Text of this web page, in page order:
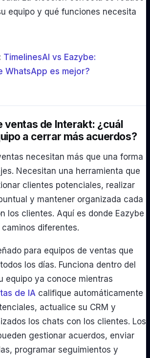
equipo y qué funciones necesita
TimelinesAI vs Eazybe:
WhatsApp es mejor?
ventas de Interakt: ¿cuál
a cerrar más acuerdos?
necesitan más que una forma
Necesitan una herramienta que
clientes potenciales, realizar
y mantener organizada cada
los clientes. Aquí es donde Eazybe
diferentes.
para equipos de ventas que
los días. Funciona dentro del
equipo ya conoce mientras
de IA califique automáticamente
actualice su CRM y
los chats con los clientes. Los
gestionar acuerdos, enviar
programar seguimientos y